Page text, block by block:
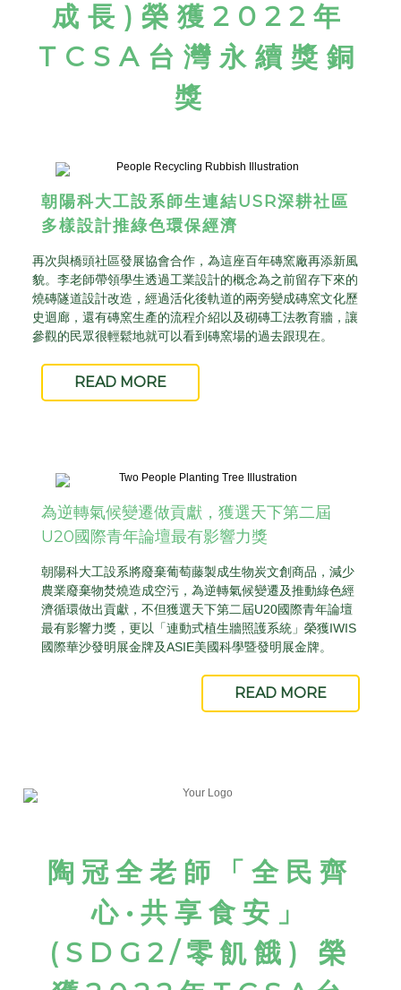
成長) 榮獲2022年
TCSA台灣永續獎銅
獎
朝陽科大工設系師生連結USR深耕社區
多樣設計推綠色環保經濟
再次與橋頭社區發展協會合作，為這座百年磚窯廠再添新風
貌。李老師帶領學生透過工業設計的概念為之前留存下來的
燒磚隧道設計改造，經過活化後軌道的兩旁變成磚窯文化歷
史迴廊，還有磚窯生產的流程介紹以及砌磚工法教育牆，讓
參觀的民眾很輕鬆地就可以看到磚窯場的過去跟現在。
READ MORE
為逆轉氣候變遷做貢獻，獲選天下第二屆
U20國際青年論壇最有影響力獎
朝陽科大工設系將廢棄葡萄藤製成生物炭文創商品，減少
農業廢棄物焚燒造成空污，為逆轉氣候變遷及推動綠色經
濟循環做出貢獻，不但獲選天下第二屆U20國際青年論壇
最有影響力獎，更以「連動式植生牆照護系統」榮獲IWIS
國際華沙發明展金牌及ASIE美國科學暨發明展金牌。
READ MORE
陶冠全老師「全民齊
心 • 共享食安」
(SDG2/零飢餓 )
榮